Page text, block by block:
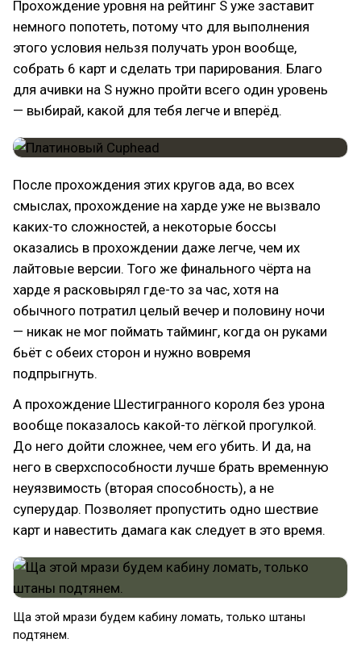
Прохождение уровня на рейтинг S уже заставит
немного попотеть, потому что для выполнения
этого условия нельзя получать урон вообще,
собрать 6 карт и сделать три парирования. Благо
для ачивки на S нужно пройти всего один уровень
— выбирай, какой для тебя легче и вперёд.
После прохождения этих кругов ада, во всех
смыслах, прохождение на харде уже не вызвало
каких-то сложностей, а некоторые боссы
оказались в прохождении даже легче, чем их
лайтовые версии. Того же финального чёрта на
харде я расковырял где-то за час, хотя на
обычного потратил целый вечер и половину ночи
— никак не мог поймать тайминг, когда он руками
бьёт с обеих сторон и нужно вовремя
подпрыгнуть.
А прохождение Шестигранного короля без урона
вообще показалось какой-то лёгкой прогулкой.
До него дойти сложнее, чем его убить. И да, на
него в сверхспособности лучше брать временную
неуязвимость (вторая способность), а не
суперудар. Позволяет пропустить одно шествие
карт и навестить дамага как следует в это время.
Ща этой мрази будем кабину ломать, только штаны
подтянем.